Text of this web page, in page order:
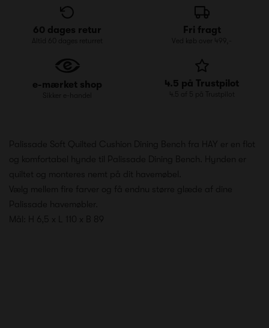
60 dages retur
Altid 60 dages returret
Fri fragt
Ved køb over 499,-
e-mærket shop
Sikker e-handel
4.5 på Trustpilot
4.5 af 5 på Trustpilot
Palissade Soft Quilted Cushion Dining Bench fra HAY er en flot
og komfortabel hynde til
Palissade Dining Bench . Hynden er
quiltet og monteres nemt på dit havemøbel.
Vælg mellem fire farver og få endnu større glæde af dine
Palissade havemøbler.
Mål: H 6,5 x L 110 x B 89